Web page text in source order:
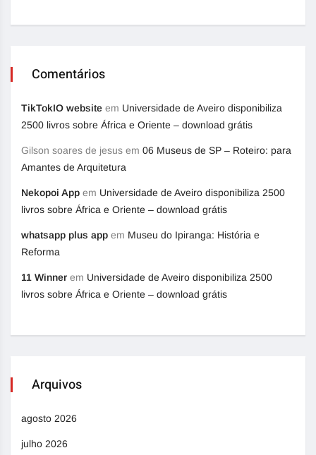
Comentários
TikTokIO website em Universidade de Aveiro disponibiliza
2500 livros sobre África e Oriente – download grátis
Gilson soares de jesus em 06 Museus de SP – Roteiro: para
Amantes de Arquitetura
Nekopoi App em Universidade de Aveiro disponibiliza 2500
livros sobre África e Oriente – download grátis
whatsapp plus app em Museu do Ipiranga: História e
Reforma
11 Winner em Universidade de Aveiro disponibiliza 2500
livros sobre África e Oriente – download grátis
Arquivos
agosto 2026
julho 2026